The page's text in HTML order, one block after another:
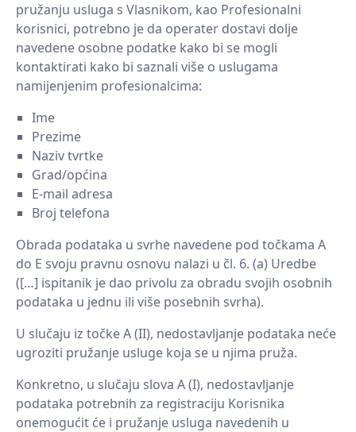
pružanju usluga s Vlasnikom, kao Profesionalni
korisnici, potrebno je da operater dostavi dolje
navedene osobne podatke kako bi se mogli
kontaktirati kako bi saznali više o uslugama
namijenjenim profesionalcima:
Ime
Prezime
Naziv tvrtke
Grad/općina
E-mail adresa
Broj telefona
Obrada podataka u svrhe navedene pod točkama A
do E svoju pravnu osnovu nalazi u čl. 6. (a) Uredbe
([…] ispitanik je dao privolu za obradu svojih osobnih
podataka u jednu ili više posebnih svrha).
U slučaju iz točke A (II), nedostavljanje podataka neće
ugroziti pružanje usluge koja se u njima pruža.
Konkretno, u slučaju slova A (I), nedostavljanje
podataka potrebnih za registraciju Korisnika
onemogućit će i pružanje usluga navedenih u